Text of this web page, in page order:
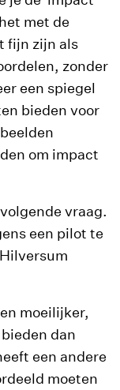
met de
fijn zijn als
zonder
een spiegel
bieden voor
om impact
vraag.
een pilot te
moeilijker,
dan
een andere
moeten